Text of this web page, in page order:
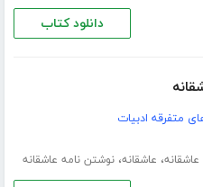
دانلود کتاب
متفرقه ادبیات
عاشقانه، عاشقانه،نوشتن نامه عاشقانه